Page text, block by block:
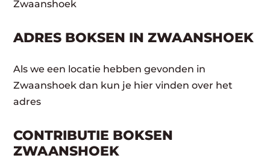
Zwaanshoek
ADRES BOKSEN IN ZWAANSHOEK
Als we een locatie hebben gevonden in
Zwaanshoek dan kun je hier vinden over het
adres
CONTRIBUTIE BOKSEN
ZWAANSHOEK